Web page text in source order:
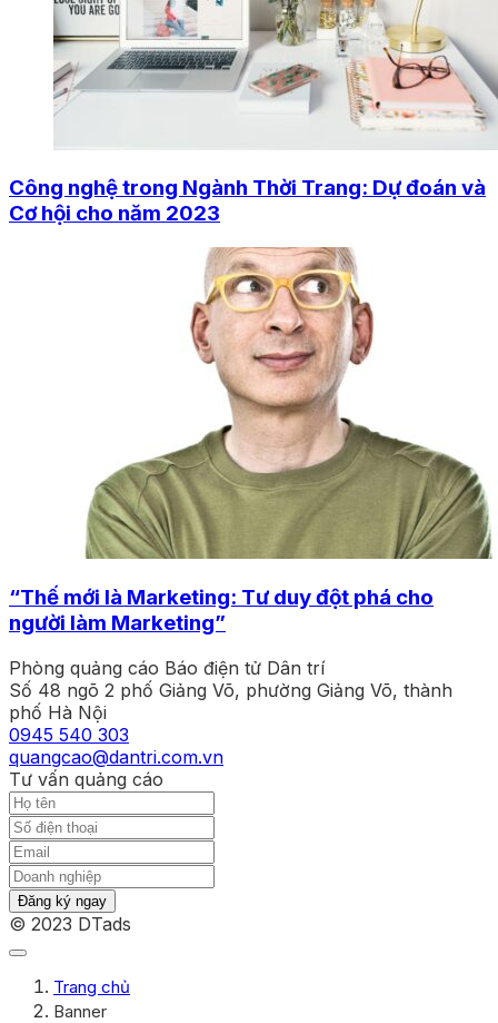
Công nghệ trong Ngành Thời Trang: Dự đoán và
Cơ hội cho năm 2023
“Thế mới là Marketing: Tư duy đột phá cho
người làm Marketing”
Phòng quảng cáo Báo điện tử Dân trí
Số 48 ngõ 2 phố Giảng Võ, phường Giảng Võ, thành
phố Hà Nội
0945 540 303
quangcao@dantri.com.vn
Tư vấn quảng cáo
Đăng ký ngay
© 2023 DTads
Trang chủ
Banner